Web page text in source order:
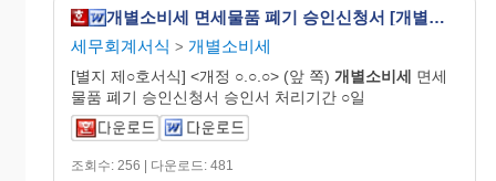
개별소비세 면세물품 폐기 승인신청서 [개별소비세법 시행규칙 서식25]
세무회계서식 > 개별소비세
[별지 제○호서식] <개정 ○.○.○> (앞 쪽) 개별소비세 면세
물품 폐기 승인신청서 승인서 처리기간 ○일
조회수: 256 | 다운로드: 481